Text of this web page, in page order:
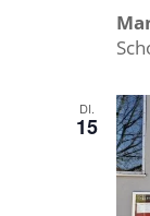
DI.
15